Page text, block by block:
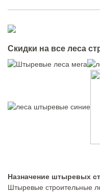
Cкидки на все леса
Назначение штыревых
Штыревые строительные